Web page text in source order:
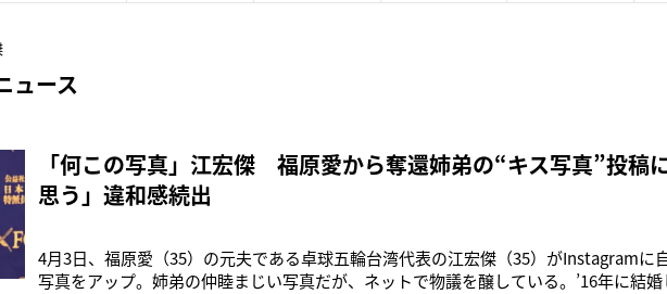
ュース
「何この写真」江宏傑 福原愛から奪還姉弟の“キス写真”投稿
思う」違和感続出
4月3日、福原愛（35）の元夫である卓球五輪台湾代表の江宏傑（35）がInstagramに
写真をアップ。姉弟の仲睦まじい写真だが、ネットで物議を醸している。’16年に結婚